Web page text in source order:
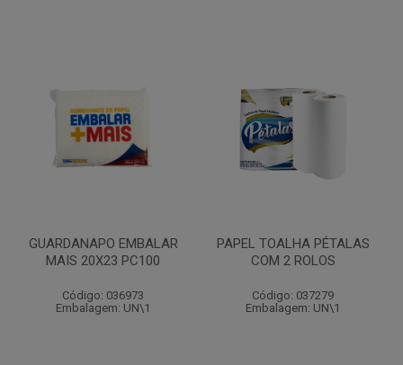
GUARDANAPO EMBALAR
MAIS 20X23 PC100
Código: 036973
Embalagem: UN\1
PAPEL TOALHA PÉTALAS
COM 2 ROLOS
Código: 037279
Embalagem: UN\1